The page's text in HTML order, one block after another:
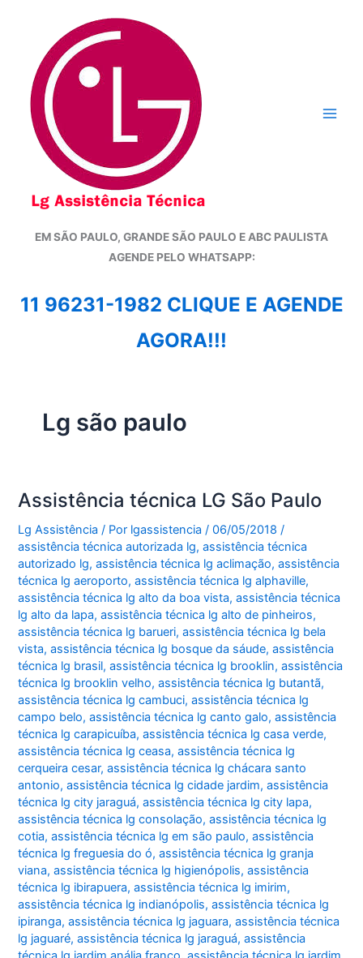
conteúdo
EM SÃO PAULO, GRANDE SÃO PAULO E ABC PAULISTA
AGENDE PELO WHATSAPP:
11 96231-1982 CLIQUE E AGENDE
AGORA!!!
Lg são paulo
Assistência técnica LG São Paulo
Lg Assistência / Por lgassistencia/06/05/2018 /
assistência técnica autorizada lg,assistência técnica
autorizado lg,assistência técnica lg aclimação,assistência
técnica lg aeroporto,assistência técnica lg alphaville,
assistência técnica lg alto da boa vista,assistência técnica
lg alto da lapa,assistência técnica lg alto de pinheiros,
assistência técnica lg barueri,assistência técnica lg bela
vista,assistência técnica lg bosque da sáude,assistência
técnica lg brasil,assistência técnica lg brooklin,assistência
técnica lg brooklin velho,assistência técnica lg butantã,
assistência técnica lg cambuci,assistência técnica lg
campo belo,assistência técnica lg canto galo,assistência
técnica lg carapicuíba,assistência técnica lg casa verde,
assistência técnica lg ceasa,assistência técnica lg
cerqueira cesar,assistência técnica lg chácara santo
antonio,assistência técnica lg cidade jardim,assistência
técnica lg city jaraguá,assistência técnica lg city lapa,
assistência técnica lg consolação,assistência técnica lg
cotia,assistência técnica lg em são paulo,assistência
técnica lg freguesia do ó,assistência técnica lg granja
viana,assistência técnica lg higienópolis,assistência
técnica lg ibirapuera,assistência técnica lg imirim,
assistência técnica lg indianópolis,assistência técnica lg
ipiranga,assistência técnica lg jaguara,assistência técnica
lg jaguaré,assistência técnica lg jaraguá,assistência